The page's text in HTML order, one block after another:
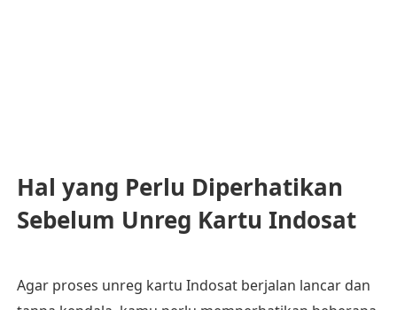
Hal yang Perlu Diperhatikan
Sebelum Unreg Kartu Indosat
Agar proses unreg kartu Indosat berjalan lancar dan